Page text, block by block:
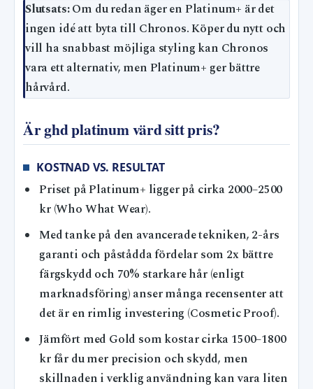
Slutsats:Om du redan äger en Platinum+ är det
ingen idé att byta till Chronos. Köper du nytt och
vill ha snabbast möjliga styling kan Chronos
vara ett alternativ, men Platinum+ ger bättre
hårvård.
Är ghd platinum värd sitt pris?
KOSTNAD VS. RESULTAT
Priset på Platinum+ ligger på cirka 2000–2500
kr (Who What Wear).
Med tanke på den avancerade tekniken, 2-års
garanti och påstådda fördelar som 2x bättre
färgskydd och 70% starkare hår (enligt
marknadsföring) anser många recensenter att
det är en rimlig investering (Cosmetic Proof).
Jämfört med Gold som kostar cirka 1500–1800
kr får du mer precision och skydd, men
skillnaden i verklig användning kan vara liten